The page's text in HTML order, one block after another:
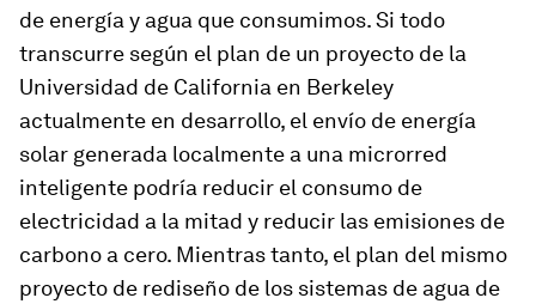
de energía y agua que consumimos. Si todo
transcurre según el plan de un proyecto de la
Universidad de California en Berkeley
actualmente en desarrollo, el envío de energía
solar generada localmente a una microrred
inteligente podría reducir el consumo de
electricidad a la mitad y reducir las emisiones de
carbono a cero. Mientras tanto, el plan del mismo
proyecto de rediseño de los sistemas de agua de